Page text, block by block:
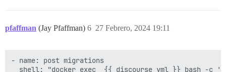
pfaffman (Jay Pfaffman) 27 Febrero, 2024 19:11
6
- name: post migrations
shell: "docker exec  {{ discourse_yml }} bash -c